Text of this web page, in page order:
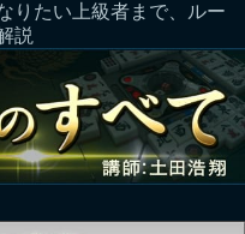
りたい上級者まで、ルー
説